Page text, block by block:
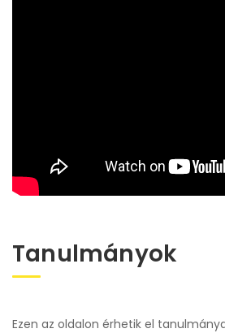
Tanulmányok
Ezen az oldalon érhetik el